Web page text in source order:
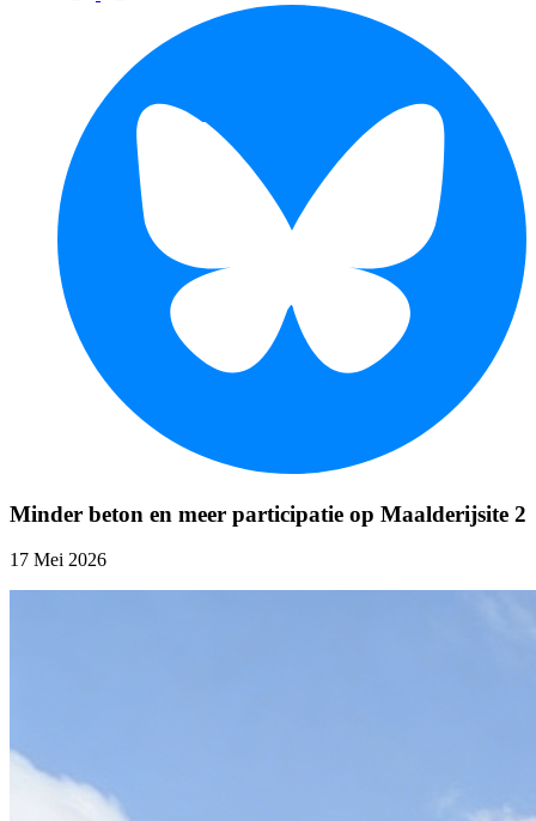
Minder beton en meer participatie op Maalderijsite 2
17 Mei 2026